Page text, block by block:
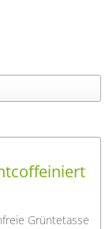
Grüntetasse